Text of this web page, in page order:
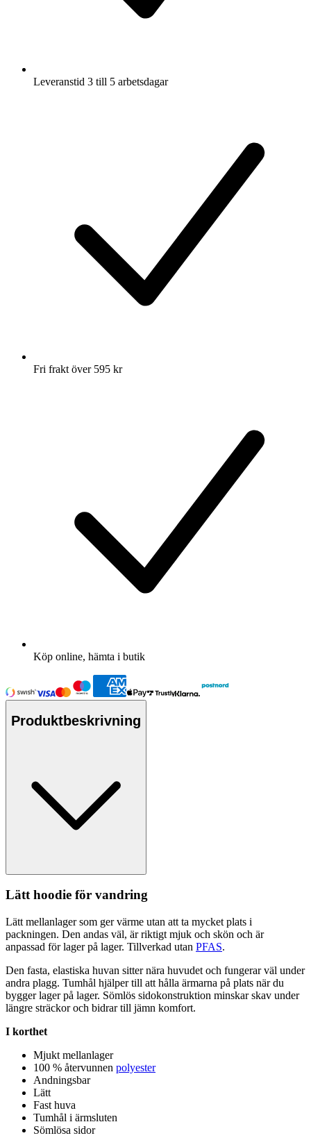
Leveranstid 3 till 5 arbetsdagar
Fri frakt över 595 kr
Köp online, hämta i butik
Produktbeskrivning
Lätt hoodie för vandring
Lätt mellanlager som ger värme utan att ta mycket plats i
packningen. Den andas väl, är riktigt mjuk och skön och är
anpassad för lager på lager. Tillverkad utan PFAS.
Den fasta, elastiska huvan sitter nära huvudet och fungerar väl under
andra plagg. Tumhål hjälper till att hålla ärmarna på plats när du
bygger lager på lager. Sömlös sidokonstruktion minskar skav under
längre sträckor och bidrar till jämn komfort.
I korthet
Mjukt mellanlager
100 % återvunnen polyester
Andningsbar
Lätt
Fast huva
Tumhål i ärmsluten
Sömlösa sidor